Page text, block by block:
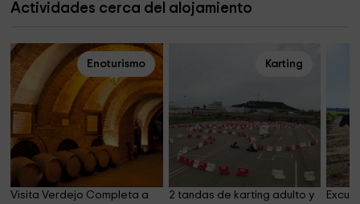
Actividades cerca del alojamiento
Enoturismo
Visita Verdejo Completa a
Karting
2 tandas de karting adulto y